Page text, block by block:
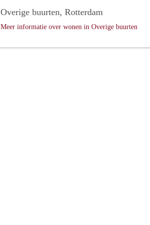
Overige buurten, Rotterdam
Meer informatie over wonen in Overige buurten